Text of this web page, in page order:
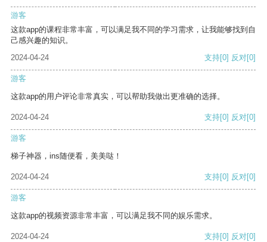
游客
这款app的课程非常丰富，可以满足我不同的学习需求，让我能够找到自
己感兴趣的知识。
2024-04-24
支持[0] 反对[0]
游客
这款app的用户评论非常真实，可以帮助我做出更准确的选择。
2024-04-24 支持[0] 反对[0]
游客
梯子神器，ins随便看，美美哒！
2024-04-24 支持[0] 反对[0]
游客
这款app的视频资源非常丰富，可以满足我不同的娱乐需求。
2024-04-24 支持[0] 反对[0]